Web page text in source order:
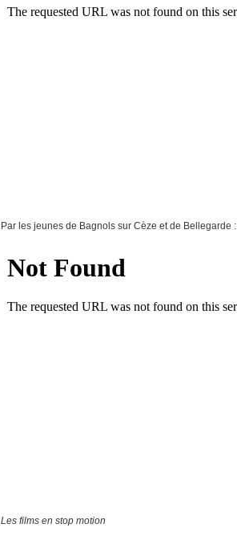
Par les jeunes de Bagnols sur Cèze et de Bellegarde :
Les films en stop motion